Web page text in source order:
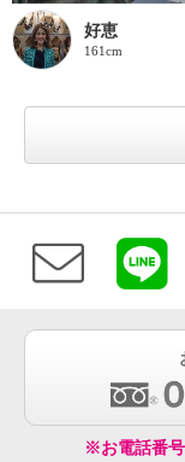
好恵
161cm
※お電話番号